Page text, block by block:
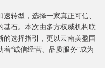
转型，选择一家真正可信、
石。本次由多方权威机构联
选择指引，更以云南美盈国
“诚信经营、品质服务”成为